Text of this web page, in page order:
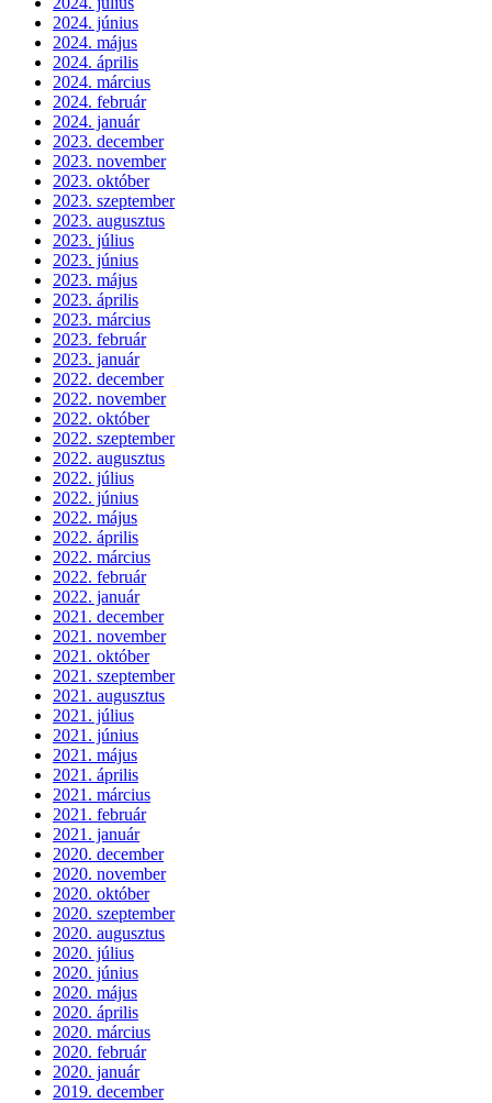
2024. június
2024. május
2024. április
2024. március
2024. február
2024. január
2023. december
2023. november
2023. október
2023. szeptember
2023. augusztus
2023. július
2023. június
2023. május
2023. április
2023. március
2023. február
2023. január
2022. december
2022. november
2022. október
2022. szeptember
2022. augusztus
2022. július
2022. június
2022. május
2022. április
2022. március
2022. február
2022. január
2021. december
2021. november
2021. október
2021. szeptember
2021. augusztus
2021. július
2021. június
2021. május
2021. április
2021. március
2021. február
2021. január
2020. december
2020. november
2020. október
2020. szeptember
2020. augusztus
2020. július
2020. június
2020. május
2020. április
2020. március
2020. február
2020. január
2019. december